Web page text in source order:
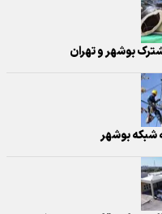
بوشهر و تهران